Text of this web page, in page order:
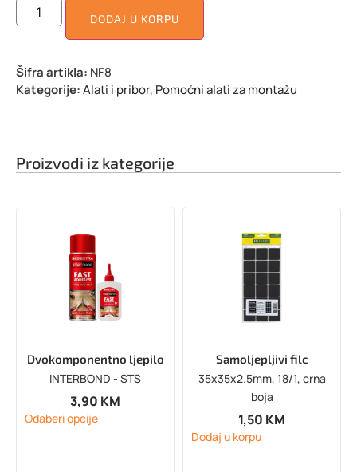
DODAJ U KORPU
Šifra artikla: NF8
Kategorije:Alati i pribor, Pomoćni alati za montažu
Proizvodi iz kategorije
Dvokomponentno ljepilo
INTERBOND - STS
3,90 KM
Odaberi opcije
Samoljepljivi filc
35x35x2.5mm, 18/1, crna
boja
1,50 KM
Dodaj u korpu